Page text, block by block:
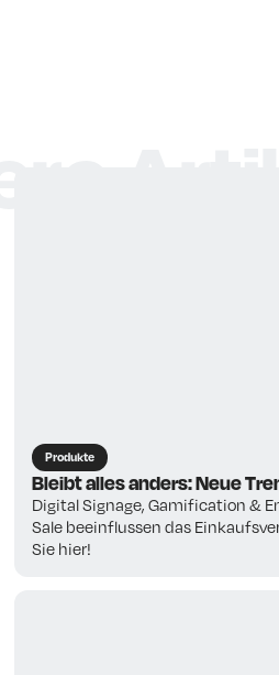
Produkte
Bleibt alles anders: Neue
Digital Signage, Gamification &
Sale beeinflussen das
Sie hier!